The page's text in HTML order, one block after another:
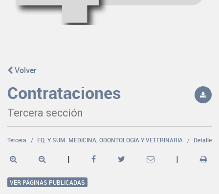
Volver
Contrataciones
Tercera sección
Tercera EQ. Y SUM. MEDICINA, ODONTOLOGIA Y VETERINARIA Detalle
| |
VER PÁGINAS PUBLICADAS